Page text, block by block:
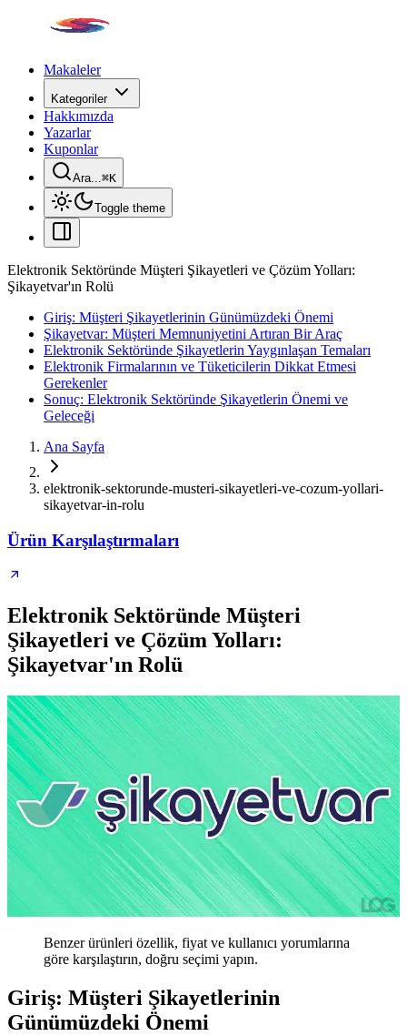
Makaleler
Kategoriler
Hakkımızda
Yazarlar
Kuponlar
Ara...⌘K
Toggle theme
Elektronik Sektöründe Müşteri Şikayetleri ve Çözüm Yolları:
Şikayetvar'ın Rolü
Giriş: Müşteri Şikayetlerinin Günümüzdeki Önemi
Şikayetvar: Müşteri Memnuniyetini Artıran Bir Araç
Elektronik Sektöründe Şikayetlerin Yaygınlaşan Temaları
Elektronik Firmalarının ve Tüketicilerin Dikkat Etmesi
Gerekenler
Sonuç: Elektronik Sektöründe Şikayetlerin Önemi ve
Geleceği
Ana Sayfa
elektronik-sektorunde-musteri-sikayetleri-ve-cozum-yollari-
sikayetvar-in-rolu
Ürün Karşılaştırmaları
Elektronik Sektöründe Müşteri
Şikayetleri ve Çözüm Yolları:
Şikayetvar'ın Rolü
Benzer ürünleri özellik, fiyat ve kullanıcı yorumlarına
göre karşılaştırın, doğru seçimi yapın.
Giriş: Müşteri Şikayetlerinin
Günümüzdeki Önemi